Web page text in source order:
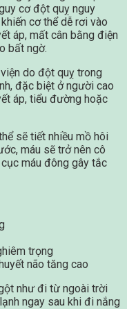
cơ đột quỵ nguy
cơ thể dễ rơi vào
áp, mất cân bằng điện
bất ngờ.
do đột quỵ trong
đặc biệt ở người cao
áp, tiểu đường hoặc
sẽ tiết nhiều mồ hôi
máu sẽ trở nên cô
máu đông gây tắc
trọng
não tăng cao
như đi từ ngoài trời
ngay sau khi đi nắng